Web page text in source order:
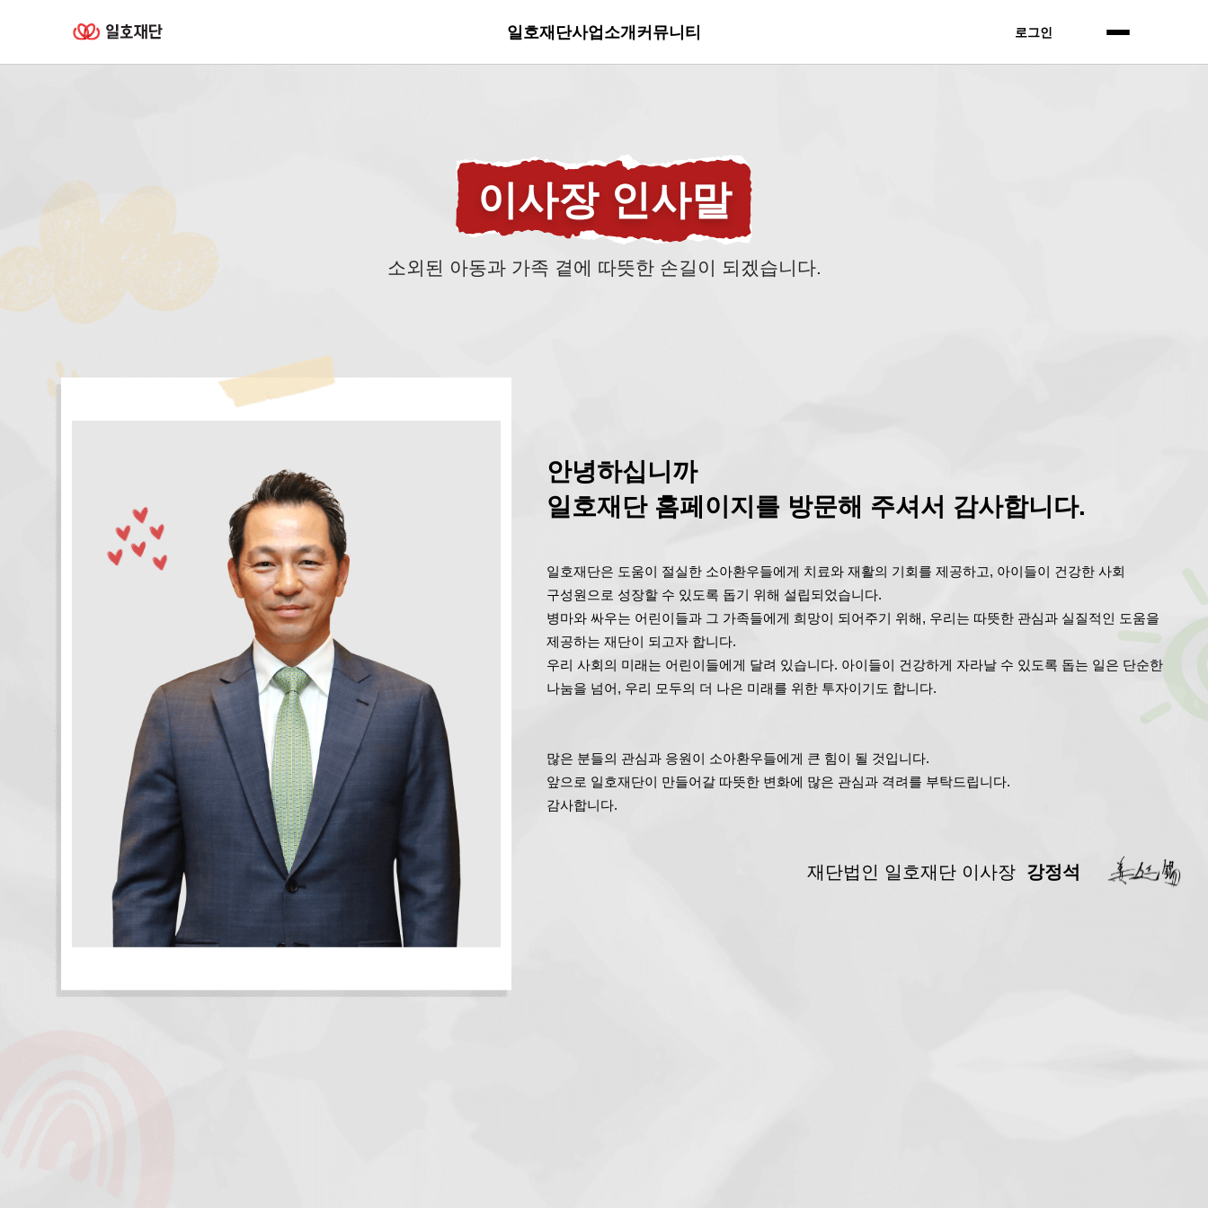
일호재단 로고 일호재단사업소개 커뮤니티 로그인 전
로그인
이사장 인사말
소외된 아동과 가족 곁에 따뜻한 손길이 되겠습니다.
안녕하십니까
일호재단 홈페이지를 방문해 주셔서 감사합니다.
일호재단은 도움이 절실한 소아환우들에게 치료와 재활의 기회를 제공하고, 아이들이 건강한 사회
구성원으로 성장할 수 있도록 돕기 위해 설립되었습니다.
병마와 싸우는 어린이들과 그 가족들에게 희망이 되어주기 위해, 우리는 따뜻한 관심과 실질적인 도움을
제공하는 재단이 되고자 합니다.
우리 사회의 미래는 어린이들에게 달려 있습니다. 아이들이 건강하게 자라날 수 있도록 돕는 일은 단순한
나눔을 넘어, 우리 모두의 더 나은 미래를 위한 투자이기도 합니다.
많은 분들의 관심과 응원이 소아환우들에게 큰 힘이 될 것입니다.
앞으로 일호재단이 만들어갈 따뜻한 변화에 많은 관심과 격려를 부탁드립니다.
감사합니다.
재단법인 일호재단 이사장 강정석